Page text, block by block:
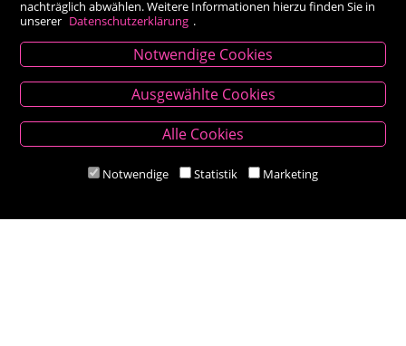
Kontakt
Besold Buch-Papier
Hauptplatz 14, 9300 St. Veit an der Glan
M:bestellung@besold.at
nachträglich abwählen. Weitere Informationen hierzu finden Sie in
unserer Datenschutzerklärung .
Notwendige Cookies
Ausgewählte Cookies
Alle Cookies
Notwendige Statistik Marketing